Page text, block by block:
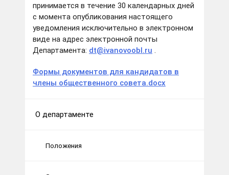
принимается в течение 30 календарных дней
с момента опубликования настоящего
уведомления исключительно в электронном
виде на адрес электронной почты
Департамента: dt@ivanovoobl.ru .
Формы документов для кандидатов в
члены общественного совета.docx
О департаменте
Положения